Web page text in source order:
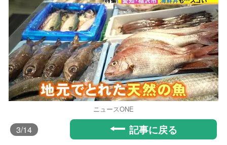
ニュースONE
3/14 記事に戻る